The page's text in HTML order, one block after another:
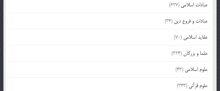
عبادات اسلامی (627)
عبادات و فروع دین (34)
عقاید اسلامی (70)
علما و بزرگان(224)
علوم اسلامی (43)
علوم قرآنی (343)